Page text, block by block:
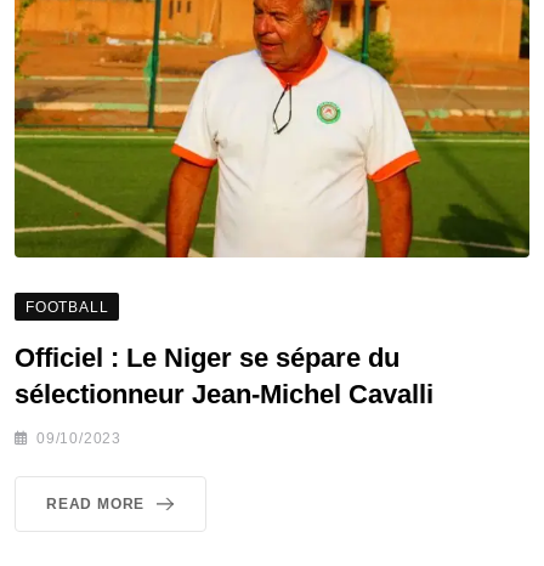
FOOTBALL
Officiel : Le Niger se sépare du
sélectionneur Jean-Michel Cavalli
09/10/2023
READ MORE